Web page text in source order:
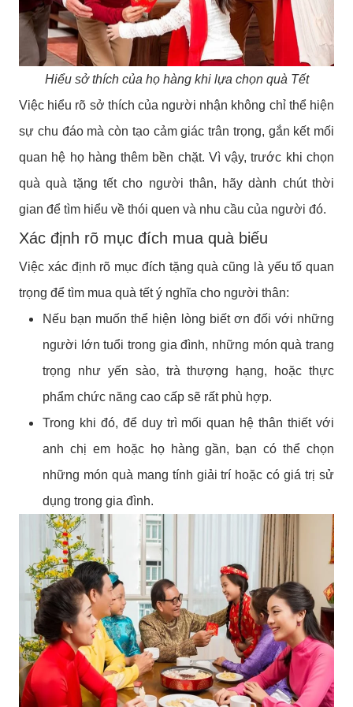
Hiểu sở thích của họ hàng khi lựa chọn quà Tết
Việc hiểu rõ sở thích của người nhận không chỉ thể hiện
sự chu đáo mà còn tạo cảm giác trân trọng, gắn kết mối
quan hệ họ hàng thêm bền chặt. Vì vậy, trước khi chọn
quà quà tặng tết cho người thân, hãy dành chút thời
gian để tìm hiểu về thói quen và nhu cầu của người đó.
Xác định rõ mục đích mua quà biếu
Việc xác định rõ mục đích tặng quà cũng là yếu tố quan
trọng để tìm mua quà tết ý nghĩa cho người thân:
Nếu bạn muốn thể hiện lòng biết ơn đối với những
người lớn tuổi trong gia đình, những món quà trang
trọng như yến sào, trà thượng hạng, hoặc thực
phẩm chức năng cao cấp sẽ rất phù hợp.
Trong khi đó, để duy trì mối quan hệ thân thiết với
anh chị em hoặc họ hàng gần, bạn có thể chọn
những món quà mang tính giải trí hoặc có giá trị sử
dụng trong gia đình.